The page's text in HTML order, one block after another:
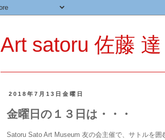
Art satoru 佐藤
2018年7月13日金曜日
金曜日の１３日は・・・
Satoru Sato Art Museum 友の会主催で、サトルを